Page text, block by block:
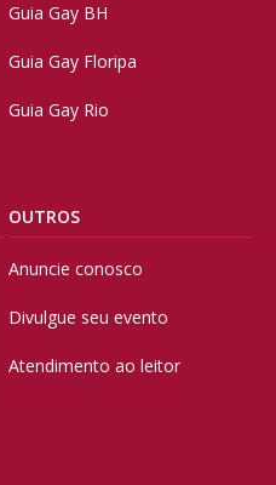
Guia Gay BH
Guia Gay Floripa
Guia Gay Rio
OUTROS
Anuncie conosco
Divulgue seu evento
Atendimento ao leitor